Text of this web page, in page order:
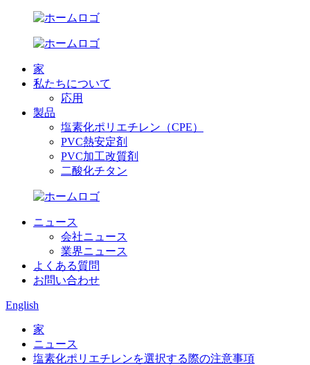
家
私たちについて
応用
製品
塩素化ポリエチレン（CPE）
PVC熱安定剤
PVC加工改質剤
二酸化チタン
ニュース
会社ニュース
業界ニュース
よくある質問
お問い合わせ
English
家
ニュース
塩素化ポリエチレンを選択する際の注意事項